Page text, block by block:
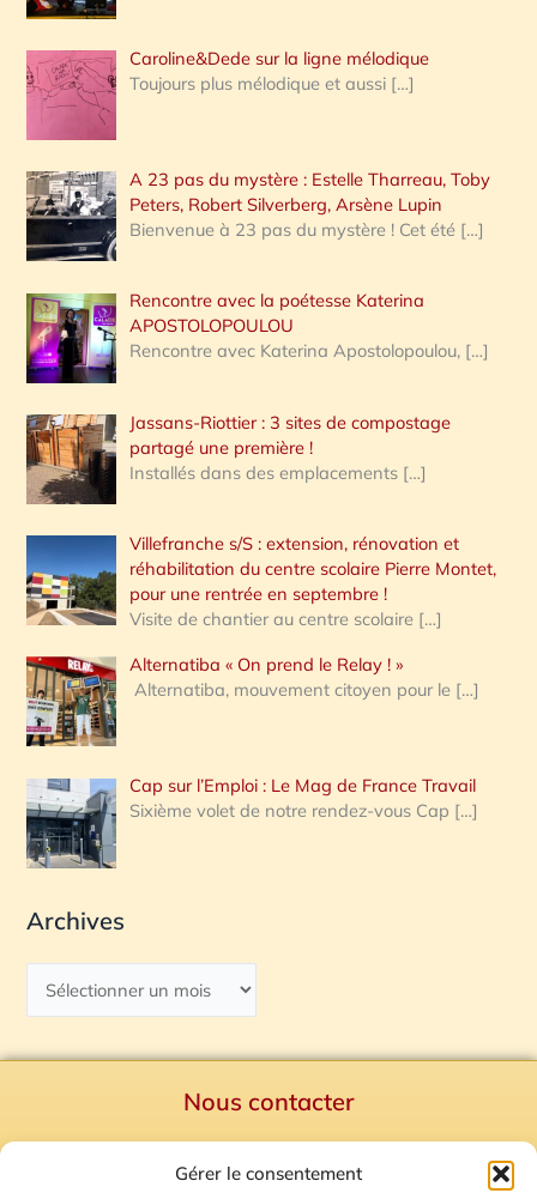
Gérer le consentement
Caroline&Dede sur la ligne mélodique
Toujours plus mélodique et aussi […]
A 23 pas du mystère : Estelle Tharreau, Toby
Peters, Robert Silverberg, Arsène Lupin
Bienvenue à 23 pas du mystère ! Cet été […]
Rencontre avec la poétesse Katerina
APOSTOLOPOULOU
Rencontre avec Katerina Apostolopoulou, […]
Jassans-Riottier : 3 sites de compostage
partagé une première !
Installés dans des emplacements […]
Villefranche s/S : extension, rénovation et
réhabilitation du centre scolaire Pierre Montet,
pour une rentrée en septembre !
Visite de chantier au centre scolaire […]
Alternatiba « On prend le Relay ! »
Alternatiba, mouvement citoyen pour le […]
Cap sur l’Emploi : Le Mag de France Travail
Sixième volet de notre rendez-vous Cap […]
Archives
Nous contacter